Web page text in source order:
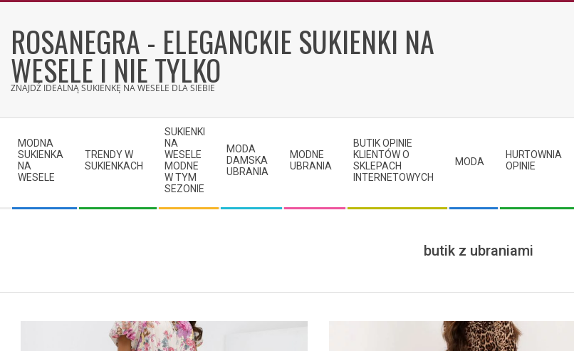
contentROSANEGRA - ELEGANCKIE SUKIENKI NA
WESELE I NIE TYLKO
ZNAJDŹ IDEALNĄ SUKIENKĘ NA WESELE DLA SIEBIE
Navigation
Menu
MODNA
SUKIENKA
NA
WESELE
TRENDY W
SUKIENKACH
SUKIENKI
NA
WESELE
MODNE
W TYM
SEZONIE
MODA
DAMSKA
UBRANIA
MODNE
UBRANIA
BUTIK OPINIE
KLIENTÓW O
SKLEPACH
INTERNETOWYCH
MODA
HURTOWNIA
OPINIE
butik z ubraniami